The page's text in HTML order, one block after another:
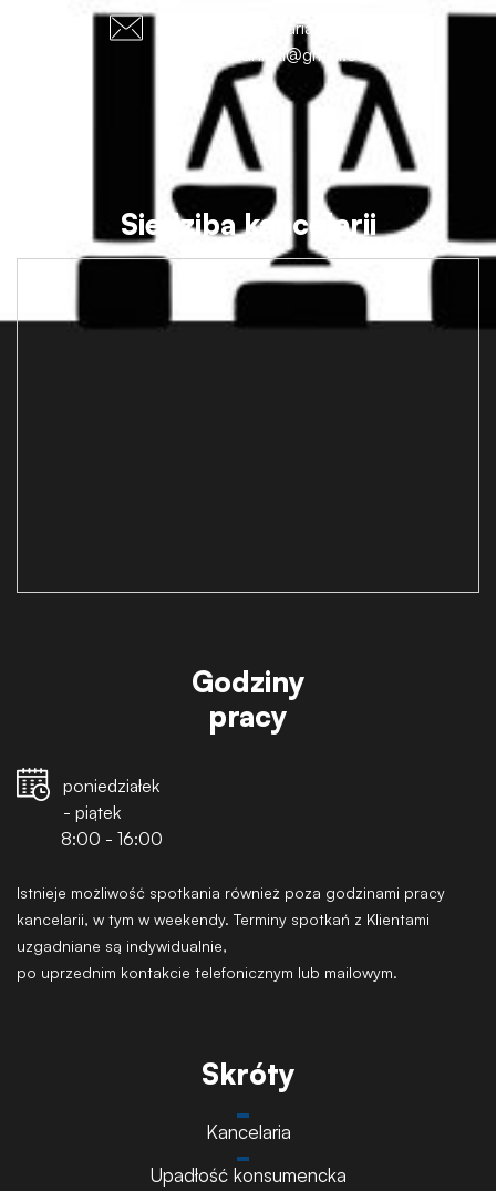
nowak@inkancelaria.pl
adwokat.rudnicki@gmail.com
Siedziba kancelarii
Godziny
pracy
poniedziałek
- piątek
8:00 - 16:00
Istnieje możliwość spotkania również poza godzinami pracy
kancelarii, w tym w weekendy. Terminy spotkań z Klientami
uzgadniane są indywidualnie,
po uprzednim kontakcie telefonicznym lub mailowym.
Skróty
Kancelaria
Upadłość konsumencka